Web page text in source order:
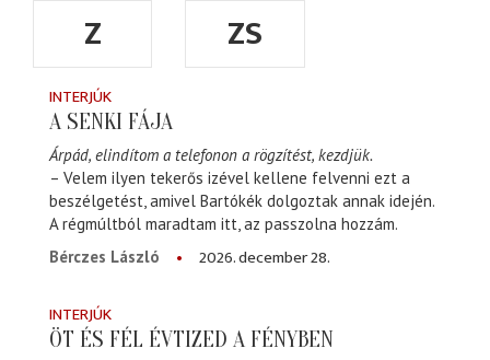
Z
ZS
INTERJÚK
A SENKI FÁJA
Árpád, elindítom a telefonon a rögzítést, kezdjük.
– Velem ilyen tekerős izével kellene felvenni ezt a
beszélgetést, amivel Bartókék dolgoztak annak idején.
A régmúltból maradtam itt, az passzolna hozzám.
Bérczes László
2026. december 28.
INTERJÚK
ÖT ÉS FÉL ÉVTIZED A FÉNYBEN